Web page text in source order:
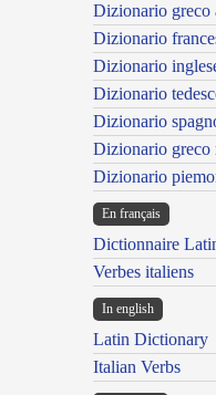
Dizionario greco
Dizionario
Dizionario
Dizionario
Dizionario
Dizionario greco
Dizionario
En français
Dictionnaire
Verbes italiens
In english
Latin Dictionary
Italian Verbs